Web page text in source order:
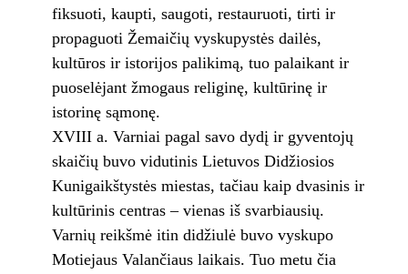
fiksuoti, kaupti, saugoti, restauruoti, tirti ir
propaguoti Žemaičių vyskupystės dailės,
kultūros ir istorijos palikimą, tuo palaikant ir
puoselėjant žmogaus religinę, kultūrinę ir
istorinę sąmonę.
XVIII a. Varniai pagal savo dydį ir gyventojų
skaičių buvo vidutinis Lietuvos Didžiosios
Kunigaikštystės miestas, tačiau kaip dvasinis ir
kultūrinis centras – vienas iš svarbiausių.
Varnių reikšmė itin didžiulė buvo vyskupo
Motiejaus Valančiaus laikais. Tuo metu čia